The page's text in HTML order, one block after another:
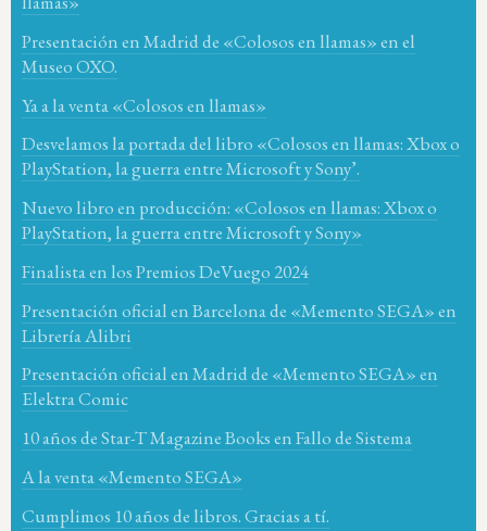
Presentación en Madrid de «Colosos en llamas» en el
Museo OXO.
Ya a la venta «Colosos en llamas»
Desvelamos la portada del libro «Colosos en llamas: Xbox o
PlayStation, la guerra entre Microsoft y Sony’.
Nuevo libro en producción: «Colosos en llamas: Xbox o
PlayStation, la guerra entre Microsoft y Sony»
Finalista en los Premios DeVuego 2024
Presentación oficial en Barcelona de «Memento SEGA» en
Librería Alibri
Presentación oficial en Madrid de «Memento SEGA» en
Elektra Comic
10 años de Star-T Magazine Books en Fallo de Sistema
A la venta «Memento SEGA»
Cumplimos 10 años de libros. Gracias a tí.